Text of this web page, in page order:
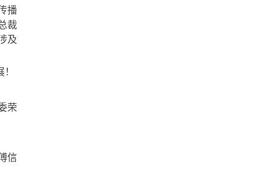
播
裁
及
荣
信